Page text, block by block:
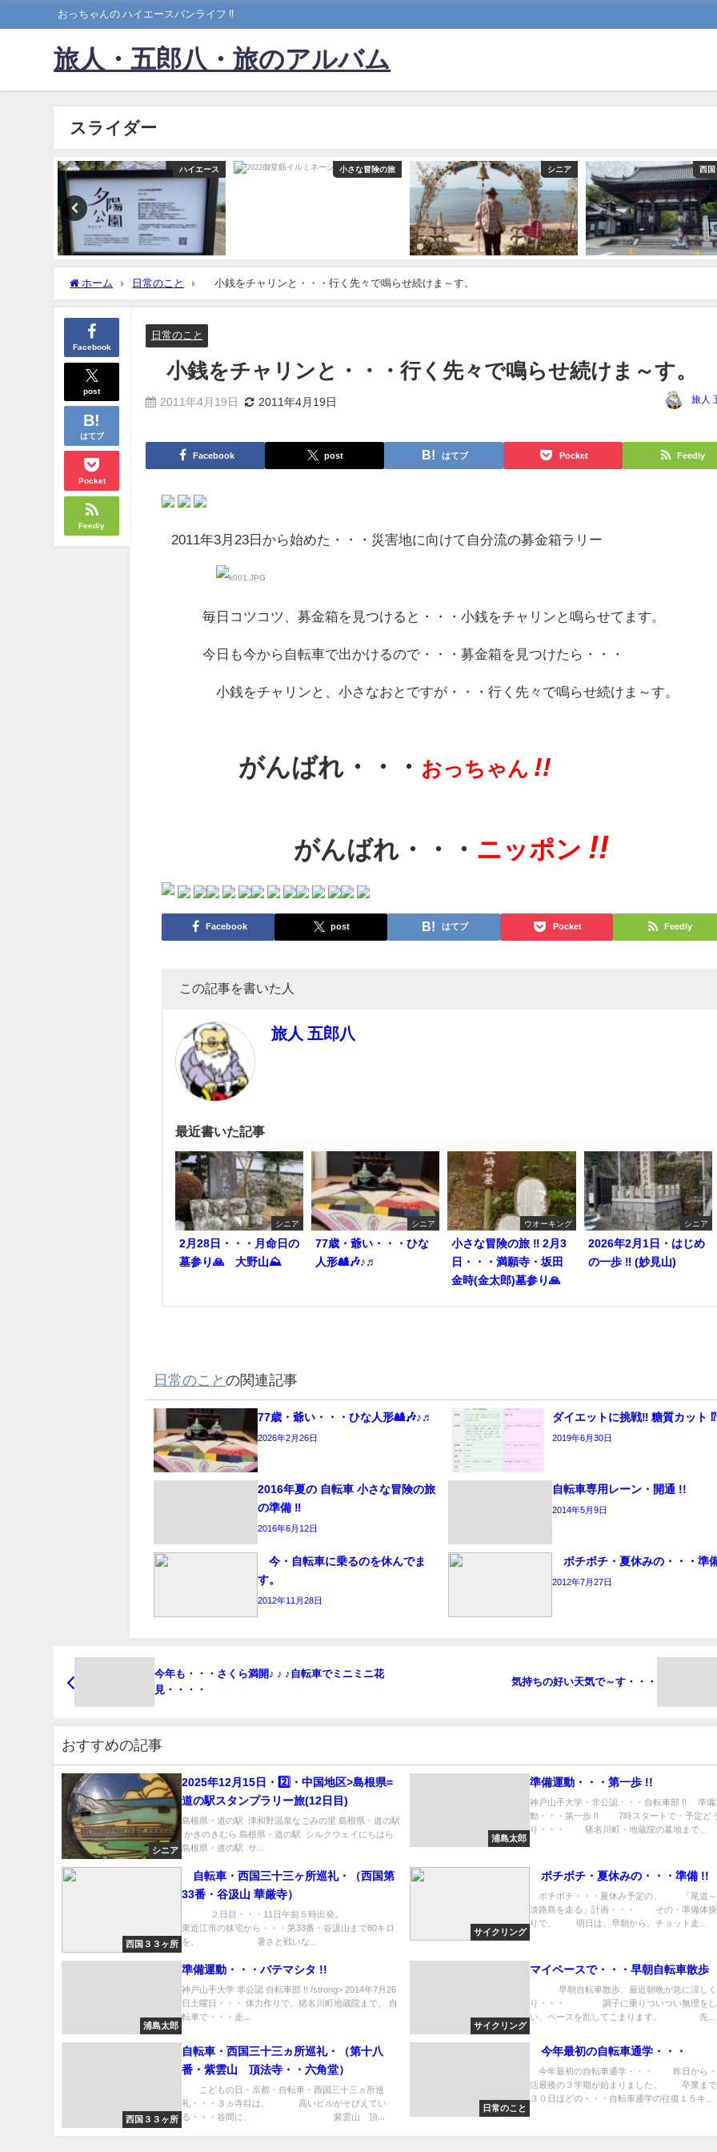
おっちゃんの ハイエースバンライフ ‼️
旅人・五郎八・旅のアルバム
スライダー
ハイエース 小さな冒険の旅 シニア 西
ホーム 日常のこと 小銭をチャリンと・・・行く先々で鳴らせ続けま～す。
Facebook
post
はてブ
Pocket
Feedly
日常のこと
小銭をチャリンと・・・行く先々で鳴らせ続けま～す。
2011年4月19日 2011年4月19日 旅人
Facebook post はてブ Pocket Feedly
2011年3月23日から始めた・・・災害地に向けて自分流の募金箱ラリー
毎日コツコツ、募金箱を見つけると・・・小銭をチャリンと鳴らせてます。
今日も今から自転車で出かけるので・・・募金箱を見つけたら・・・
小銭をチャリンと、小さなおとですが・・・行く先々で鳴らせ続けま～す。
がんばれ・・・ おっちゃん !!
がんばれ・・・ ニッポン !!
Facebook post はてブ Pocket Feedly
この記事を書いた人
旅人 五郎八
最近書いた記事
シニア
2月28日・・・月命日の
墓参り🙏 大野山⛰️
シニア
77歳・爺い・・・ひな
人形🎎🎶♪♬
ウオーキング
小さな冒険の旅 ‼︎ 2月3
日・・・満願寺・坂田
金時(金太郎)墓参り🙏
シニア
2026年2月1日・はじめ
の一歩 ‼︎ (妙見山)
日常のことの関連記事
77歳・爺い・・・ひな人形🎎🎶♪♬
2026年2月26日
ダイエットに挑戦‼️ 糖質カット ⁉︎
2019年6月30日
2016年夏の 自転車 小さな冒険の旅
の準備 ‼︎
2016年6月12日
自転車専用レーン・開通 !!
2014年5月9日
今・自転車に乗るのを休んでま
す。
2012年11月28日
ボチボチ・夏休みの・・・準
2012年7月27日
今年も・・・さくら満開♪ ♪ ♪自転車でミニミニ花
見・・・・
気持ちの好い天気で～す・・・
おすすめの記事
シニア
2025年12月15日・2️⃣・中国地区>島根県=
道の駅スタンプラリー旅(12日目)
島根県・道の駅 津和野温泉なごみの里 島根県・道の駅
かきのきむら 島根県・道の駅 シルクウェイにちはら
島根県・道の駅 サ...
浦島太郎
準備運動・・・第一歩 !!
神戸山手大学・非公認・・・自転車部 !! 準備
動・・・第一歩 !! 7時スタートで・予定ど
り・・・ 猪名川町・地蔵院の墓地まで...
西国３３ヶ所
自転車・西国三十三ヶ所巡礼・（西国第
33番・谷汲山 華厳寺）
２日目・・・11日午前５時出発。
東近江市の妹宅から・・・第33番・谷汲山まで80キロ
を、 暑さと戦いな...
サイクリング
ボチボチ・夏休みの・・・準備 !!
ボチボチ・・・夏休み予定の、 「尾道～
淡路島を走る」計画・・・ その・準備体操
りで、 明日は、早朝から、チョット走...
浦島太郎
準備運動・・・バテマシタ !!
神戸山手大学 非公認 自転車部 !! /strong> 2014年7月26
日土曜日・・・ 体力作りで、猪名川町地蔵院まで、 自
転車で・・・走...
サイクリング
マイペースで・・・早朝自転車散歩
早朝自転車散歩、最近朝晩が急に涼し
り・・・ 調子に乗りついつい無理をし
い、ペースを乱してこまります。 先...
西国３３ヶ所
自転車・西国三十三ヵ所巡礼・（第十八
番・紫雲山 頂法寺・・六角堂）
こどもの日・京都・自転車・西国三十三ヵ所巡
礼・・・３ヵ寺目は、 高いビルがそびえてい
る・・・谷間に、 紫雲山 頂...
日常のこと
今年最初の自転車通学・・・
今年最初の自転車通学・・・ 昨日から・
活最後の３学期が始まりました。 卒業まで
３０日ほどの・・・自転車通学の往復１５キ...